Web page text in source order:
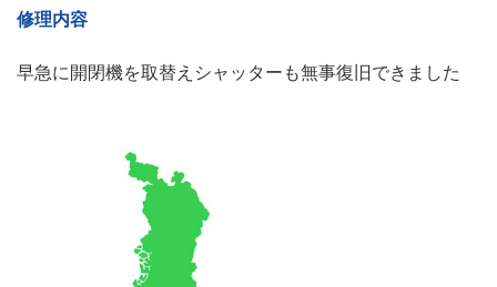
修理内容
早急に開閉機を取替えシャッターも無事復旧できました